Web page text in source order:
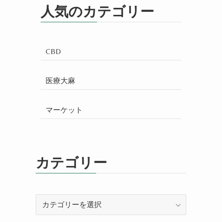
人気のカテゴリー
CBD
医療大麻
マーケット
カテゴリー